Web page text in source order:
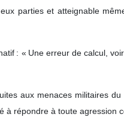
parties et atteignable
: « Une erreur de calcul,
aux menaces militaires du
répondre à toute agression